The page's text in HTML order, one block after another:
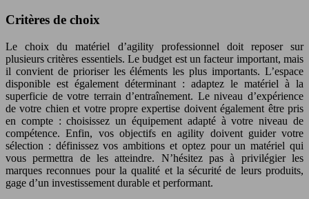
Critères de choix
Le choix du matériel d’agility professionnel doit reposer sur
plusieurs critères essentiels. Le budget est un facteur important, mais
il convient de prioriser les éléments les plus importants. L’espace
disponible est également déterminant : adaptez le matériel à la
superficie de votre terrain d’entraînement. Le niveau d’expérience
de votre chien et votre propre expertise doivent également être pris
en compte : choisissez un équipement adapté à votre niveau de
compétence. Enfin, vos objectifs en agility doivent guider votre
sélection : définissez vos ambitions et optez pour un matériel qui
vous permettra de les atteindre. N’hésitez pas à privilégier les
marques reconnues pour la qualité et la sécurité de leurs produits,
gage d’un investissement durable et performant.